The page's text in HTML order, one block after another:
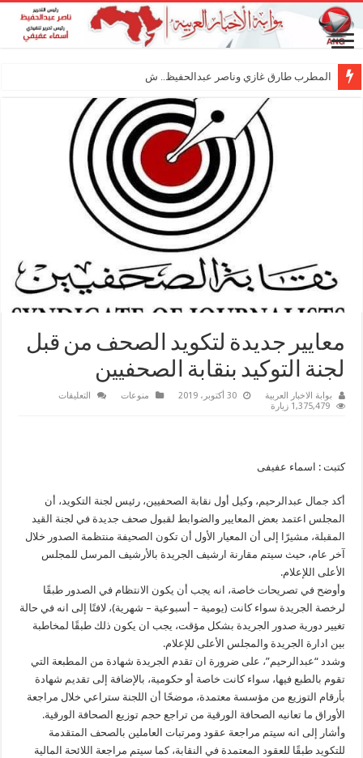
المطرب طارق غازي وناصر عبدالحفيظ.. شراكة فنية
معايير جديدة لتكويد الصحف من قبل
لجنة التوكيد بنقابة الصحفيين
بوابة الاخبار العربية 30 أكتوبر، 2019 منوعات التعليقات
الصحفيين
1,375,479 زيارة
كتبت : اسماء عفيفى
أكد جمال عبدالرحيم، وكيل أول نقابة الصحفيين، رئيس لجنة التكويد، أن
المجلس اعتمد بعض المعايير والضوابط لقبول صحف جديدة في لجنة القيد
المقبلة، مشيرًا إلى أن المعيار الأول أن تكون الصحيفة منتظمة الصدور خلال
آخر عام، حيث سيتم مقارنة ارشيف الجريدة بالأرشيف المرسل للمجلس
الأعلى اللإعلام.
وأوضح في تصريحات خاصة، انه يجب أن يكون الانتظام في الصدور طبقًا
لرخصة الجريدة سواء كانت (يومية – أسبوعية – شهرية)، لافتًا إلى انه في حالة
تغيير دورية صدور الجريدة بشكل مؤقت، يجب ان يكون ذلك طبقًا لمخاطبة
بين ادارة الجريدة والمجلس الأعلى للإعلام.
وشدد “عبدالرحيم”، على ضرورة ان تقدم الجريدة شهادة من المطبعة التي
تقوم بالطبع فيها، سواء كانت خاصة أو حكومية، بالإضافة إلى تقديم شهادة
بأرقام التوزيع من مؤسسة معتمدة، موضحًا أن اللجنة ستراعي خلال مراجعة
الأوراق ما تعانيه الصحافة الورقية من تراجع حجم توزيع الصحافة الورقية.
وأشار إلى انه سيتم مراجعة عقود ومرتبات العاملين بالصحف المتقدمة
للتكويد طبقًا للعقود المعتمدة في النقابة، كما سيتم مراجعة اللائحة المالية